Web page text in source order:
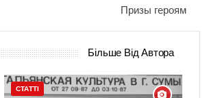
Призы героям
Більше Від Автора
СТАТТІ